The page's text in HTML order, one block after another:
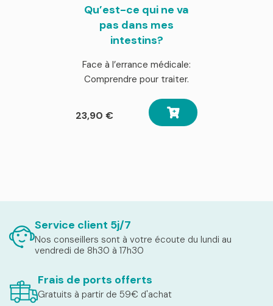
Qu’est-ce qui ne va
pas dans mes
intestins?
Face à l’errance médicale:
Comprendre pour traiter.
23,90 €
Service client 5j/7
Nos conseillers sont à votre écoute du lundi au
vendredi de 8h30 à 17h30
Frais de ports offerts
Gratuits à partir de 59€ d'achat